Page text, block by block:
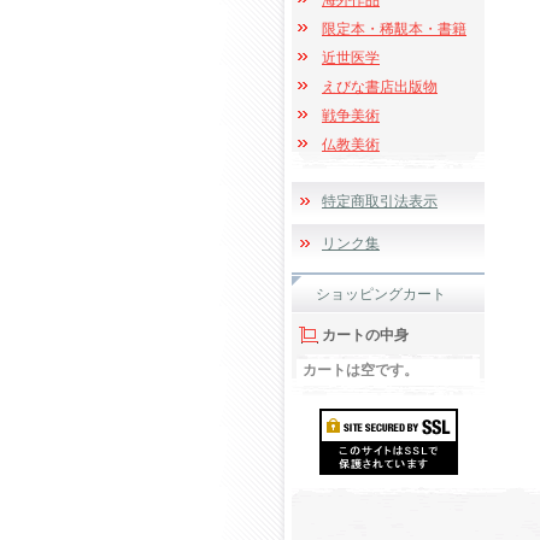
限定本・稀覯本・書籍
近世医学
えびな書店出版物
戦争美術
仏教美術
特定商取引法表示
リンク集
ショッピングカート
カートの中身
カートは空です。